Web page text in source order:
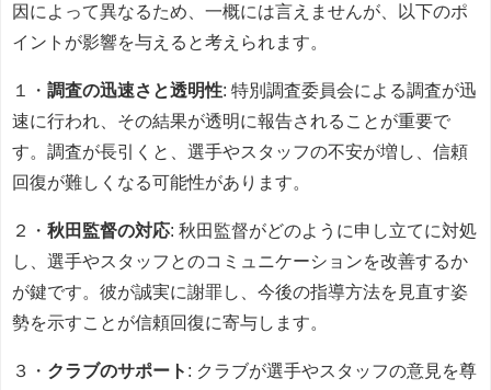
因によって異なるため、一概には言えませんが、以下のポ
イントが影響を与えると考えられます。
１・ 調査の迅速さと透明性: 特別調査委員会による調査が迅
速に行われ、その結果が透明に報告されることが重要で
す。調査が長引くと、選手やスタッフの不安が増し、信頼
回復が難しくなる可能性があります。
２・ 秋田監督の対応: 秋田監督がどのように申し立てに対処
し、選手やスタッフとのコミュニケーションを改善するか
が鍵です。彼が誠実に謝罪し、今後の指導方法を見直す姿
勢を示すことが信頼回復に寄与します。
３・ クラブのサポート : クラブが選手やスタッフの意見を尊